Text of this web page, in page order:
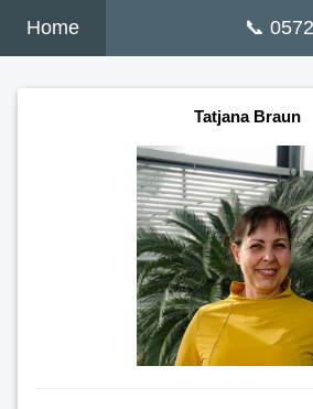
📞
Home
Tatjana Braun